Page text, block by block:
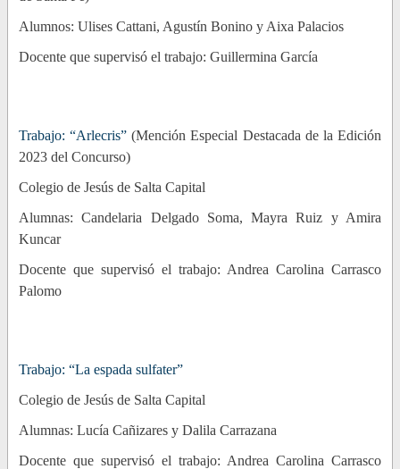
Alumnos: Ulises Cattani, Agustín Bonino y Aixa Palacios
Docente que supervisó el trabajo: Guillermina García
Trabajo: “Arlecris” (Mención Especial Destacada de la Edición
2023 del Concurso)
Colegio de Jesús de Salta Capital
Alumnas: Candelaria Delgado Soma, Mayra Ruiz y Amira
Kuncar
Docente que supervisó el trabajo: Andrea Carolina Carrasco
Palomo
Trabajo: “La espada sulfater”
Colegio de Jesús de Salta Capital
Alumnas: Lucía Cañizares y Dalila Carrazana
Docente que supervisó el trabajo: Andrea Carolina Carrasco